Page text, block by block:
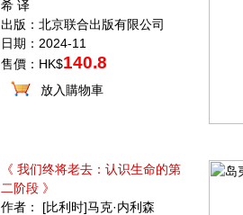
希 译
出版：北京联合出版有限公司
日期：2024-11
售價：HK$140.8
放入購物車
《 我们终将老去：认识生命的第
二阶段 》
作者： [比利时]马克·内利森